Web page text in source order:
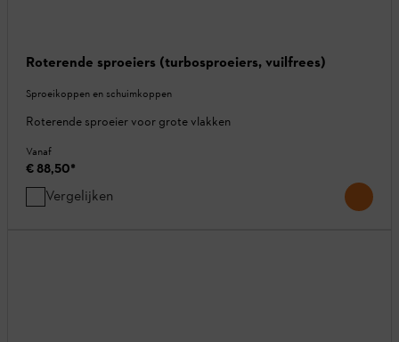
Roterende sproeiers (turbosproeiers, vuilfrees)
Sproeikoppen en schuimkoppen
Roterende sproeier voor grote vlakken
Vanaf
€ 88,50*
Vergelijken